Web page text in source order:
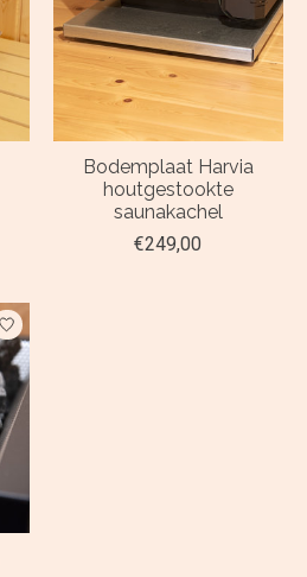
Bodemplaat Harvia
houtgestookte
saunakachel
€249,00